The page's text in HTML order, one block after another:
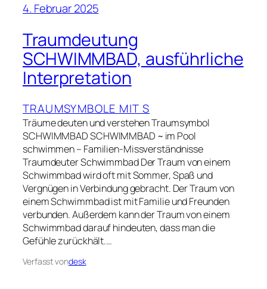
4. Februar 2025
Traumdeutung
SCHWIMMBAD, ausführliche
Interpretation
TRAUMSYMBOLE MIT S
Träume deuten und verstehen Traumsymbol
SCHWIMMBAD SCHWIMMBAD ~ im Pool
schwimmen – Familien-Missverständnisse
Traumdeuter Schwimmbad Der Traum von einem
Schwimmbad wird oft mit Sommer, Spaß und
Vergnügen in Verbindung gebracht. Der Traum von
einem Schwimmbad ist mit Familie und Freunden
verbunden. Außerdem kann der Traum von einem
Schwimmbad darauf hindeuten, dass man die
Gefühle zurückhält.…
Verfasst vondesk